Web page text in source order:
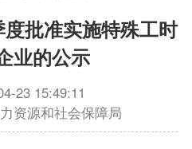
批准实施特殊工时
业的公示
23 15:49:11
资源和社会保障局